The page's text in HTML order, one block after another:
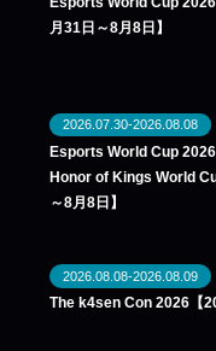
月31日～8月8日】
2026.07.30-2026.08.08
Esports World Cup
Honor of Kings World
～8月8日】
2026.08.08-2026.08.09
The k4sen Con 2026【